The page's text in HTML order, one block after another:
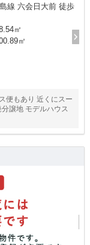
線 六会日大前 徒歩
㎡
㎡
便もあり 近くにスー
譲地 モデルハウス